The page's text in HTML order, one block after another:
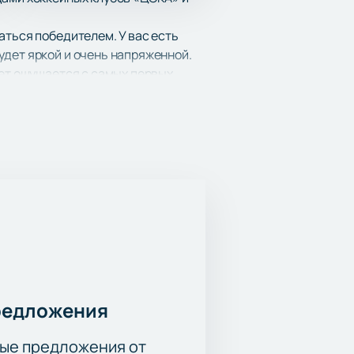
победителем. У вас есть
яркой и очень напряженной.
ощущается с самых первых
предложения от